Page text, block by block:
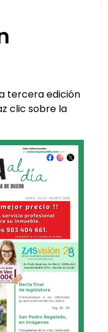
tercera edición
clic sobre la